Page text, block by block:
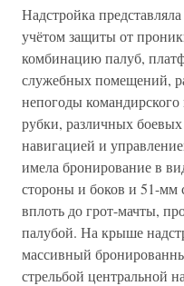
Надстройка
учётом защиты от
комбинацию палуб,
служебных помещений,
непогоды
рубки, различных
навигацией и
имела бронирование в
стороны и боков и 51-мм
вплоть до грот-мачты,
палубой. На крыше
массивный
стрельбой центральной